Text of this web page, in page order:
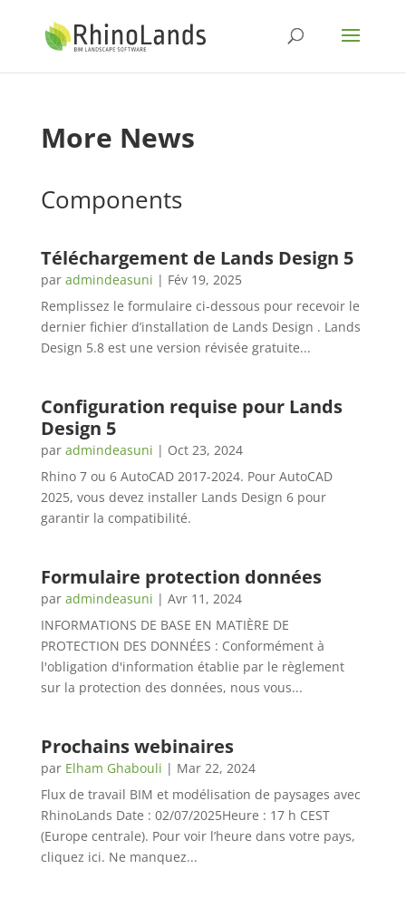
More News
Components
Téléchargement de Lands Design 5
par admindeasuni | Fév 19, 2025
Remplissez le formulaire ci-dessous pour recevoir le
dernier fichier d’installation de Lands Design . Lands
Design 5.8 est une version révisée gratuite...
Configuration requise pour Lands
Design 5
par admindeasuni | Oct 23, 2024
Rhino 7 ou 6 AutoCAD 2017-2024. Pour AutoCAD
2025, vous devez installer Lands Design 6 pour
garantir la compatibilité.
Formulaire protection données
par admindeasuni | Avr 11, 2024
INFORMATIONS DE BASE EN MATIÈRE DE
PROTECTION DES DONNÉES : Conformément à
l'obligation d'information établie par le règlement
sur la protection des données, nous vous...
Prochains webinaires
par Elham Ghabouli | Mar 22, 2024
Flux de travail BIM et modélisation de paysages avec
RhinoLands Date : 02/07/2025Heure : 17 h CEST
(Europe centrale). Pour voir l’heure dans votre pays,
cliquez ici. Ne manquez...